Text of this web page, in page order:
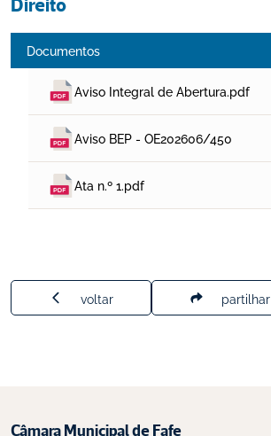
Documentos
Aviso Integral de Abertura.pdf
Aviso BEP - OE202606/450
Ata n.º 1.pdf
voltar partilhar
Câmara Municipal de Fafe